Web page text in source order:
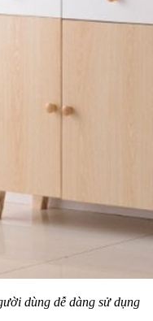
dùng dễ dàng sử dụng